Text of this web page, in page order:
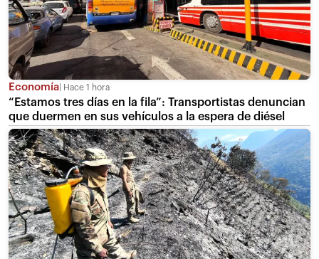
Economía Hace 1 hora
“Estamos tres días en la fila”: Transportistas denuncian
que duermen en sus vehículos a la espera de diésel